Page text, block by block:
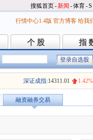
搜狐首页-新闻 -体育-S
行情中心1.4版 官方博客 给我
个 股
个 股 指
指
深证成指:14311.01 1.42%
融资融券交易